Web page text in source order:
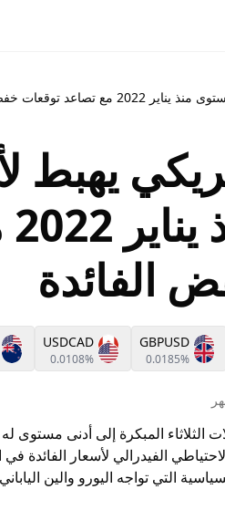
توقعات خفض الفائدة
يهبط
الفائدة
GBPUSD
0.0185%
USDCAD
0.0108%
الفيدرالي لأسعار الفائدة في
التي تواجه اليورو والين